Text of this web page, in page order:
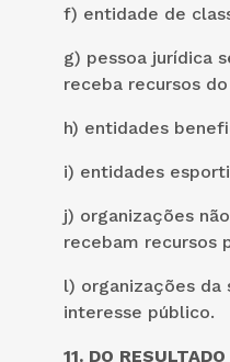
f) entidade de
g) pessoa jurídica
receba recursos
h) entidades
i) entidades
j) organizações
recebam recursos
l) organizações da
interesse público.
11. DO